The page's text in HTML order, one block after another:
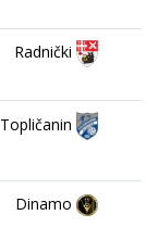
Radnički
Topličanin
Dinamo